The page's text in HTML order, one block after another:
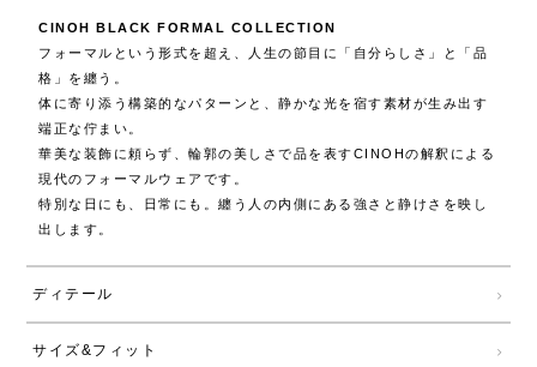
CINOH BLACK FORMAL COLLECTION
フォーマルという形式を超え、人生の節目に「自分らしさ」と「品
格」を纏う。
体に寄り添う構築的なパターンと、静かな光を宿す素材が生み出す
端正な佇まい。
華美な装飾に頼らず、輪郭の美しさで品を表すCINOHの解釈による
現代のフォーマルウェアです。
特別な日にも、日常にも。纏う人の内側にある強さと静けさを映し
出します。
ディテール
サイズ&フィット